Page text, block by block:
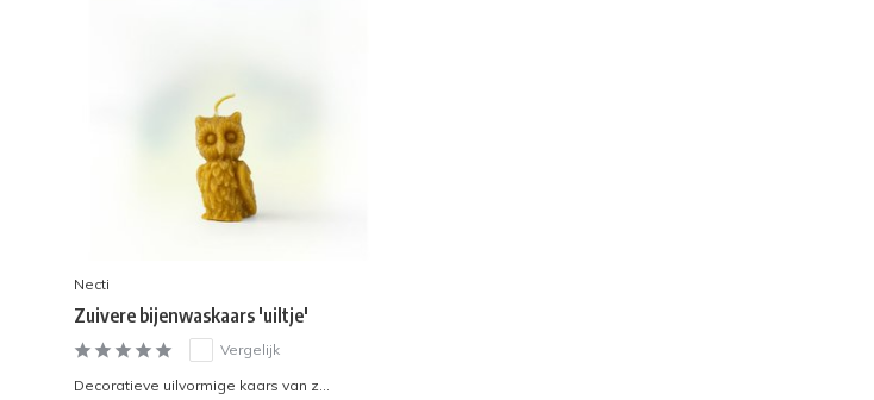
Necti
Zuivere bijenwaskaars 'uiltje'
Vergelijk
Decoratieve uilvormige kaars van z...